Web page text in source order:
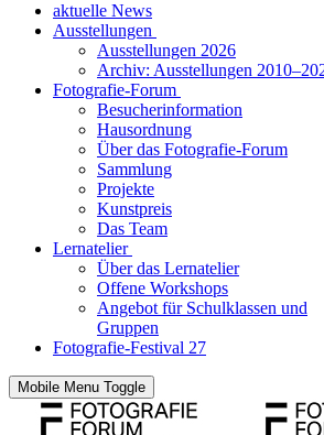
aktuelle News
Ausstellungen
Ausstellungen 2026
Archiv: Ausstellungen
Fotografie-Forum
Besucherinformation
Hausordnung
Über das Fotografie-Forum
Sammlung
Projekte
Kunstpreis
Das Team
Lernatelier
Über das Lernatelier
Offene Workshops
Angebot für Schulklassen und
Gruppen
Fotografie-Festival 27
Mobile Menu Toggle